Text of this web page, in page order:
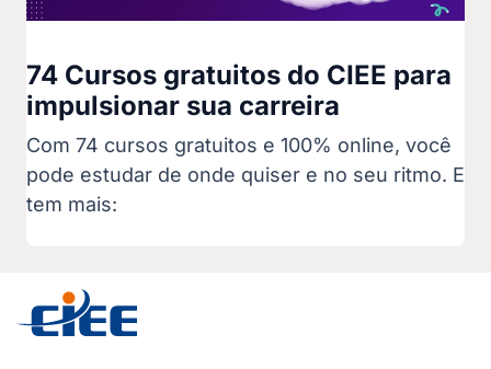
74 Cursos gratuitos do CIEE para
impulsionar sua carreira
Com 74 cursos gratuitos e 100% online, você
pode estudar de onde quiser e no seu ritmo. E
tem mais: